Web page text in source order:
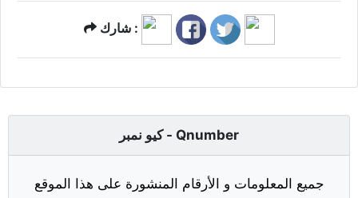
شارك :
كيو نمبر - Qnumber
جميع المعلومات و الأرقام المنشورة على هذا الموقع